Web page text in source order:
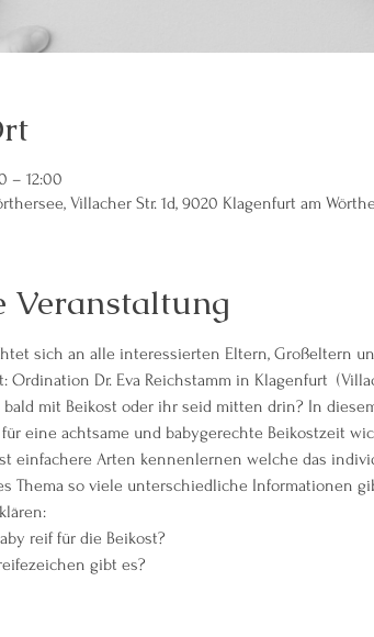
– 12:00
Villacher Str. 1d, 9020 Klagenfurt am
Veranstaltung
sich an alle interessierten Eltern, Großeltern
Ordination Dr. Eva Reichstamm in Klagenfurt
mit Beikost oder ihr seid mitten drin? In
eine achtsame und babygerechte Beikostzeit
einfachere Arten kennenlernen welche das
Thema so viele unterschiedliche Informationen
reif für die Beikost?
gibt es?